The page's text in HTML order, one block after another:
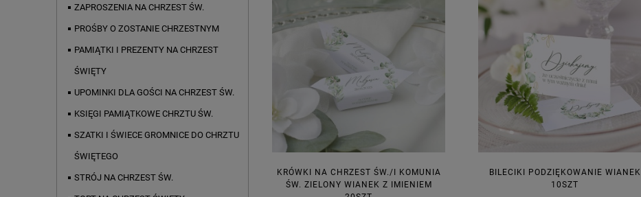
ZAPROSZENIA NA CHRZEST ŚW.
PROŚBY O ZOSTANIE CHRZESTNYM
PAMIĄTKI I PREZENTY NA CHRZEST
ŚWIĘTY
UPOMINKI DLA GOŚCI NA CHRZEST ŚW.
KSIĘGI PAMIĄTKOWE CHRZTU ŚW.
SZATKI I ŚWIECE GROMNICE DO CHRZTU
ŚWIĘTEGO
STRÓJ NA CHRZEST ŚW.
KRÓWKI NA CHRZEST ŚW./I KOMUNIA
ŚW. ZIELONY WIANEK Z IMIENIEM
BILECIKI PODZIĘKOWANIE WIANEK
10SZT